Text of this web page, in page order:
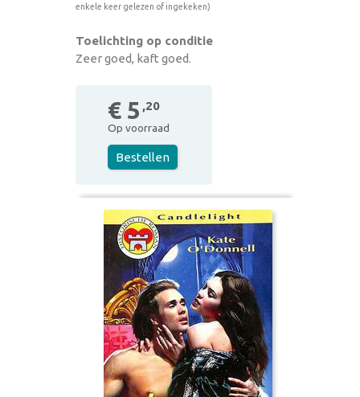
enkele keer gelezen of ingekeken)
Toelichting op conditie
Zeer goed, kaft goed.
€ 5 ,20
Op voorraad
Bestellen